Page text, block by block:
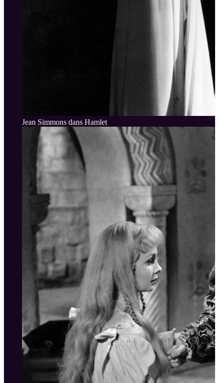
Jean Simmons dans Hamlet